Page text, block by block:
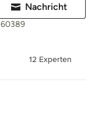
Nachricht
60389
12 Experten